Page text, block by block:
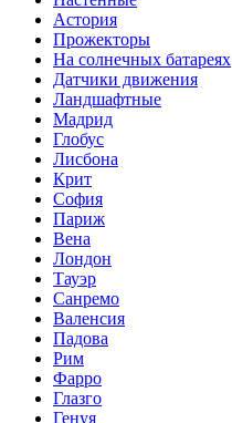
Астория
Прожекторы
На солнечных батареях
Датчики движения
Ландшафтные
Мадрид
Глобус
Лисбона
Крит
София
Париж
Вена
Лондон
Тауэр
Санремо
Валенсия
Падова
Рим
Фарро
Глазго
Генуя